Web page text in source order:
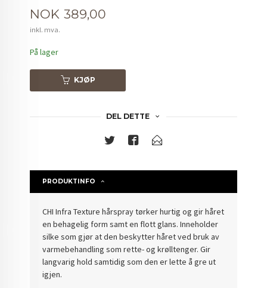
Pris
NOK 389,00
inkl. mva.
På lager
KJØP
DEL DETTE
PRODUKTINFO
CHI Infra Texture hårspray tørker hurtig og gir håret
en behagelig form samt en flott glans. Inneholder
silke som gjør at den beskytter håret ved bruk av
varmebehandling som rette- og krølltenger. Gir
langvarig hold samtidig som den er lette å gre ut
igjen.